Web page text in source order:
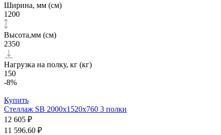
Ширина, мм (см)
1200
Высота,мм (см)
2350
Нагрузка на полку, кг (кг)
150
-8%
Купить
Стеллаж SB 2000х1520x760 3 полки
12 605 ₽
11 596.60 ₽